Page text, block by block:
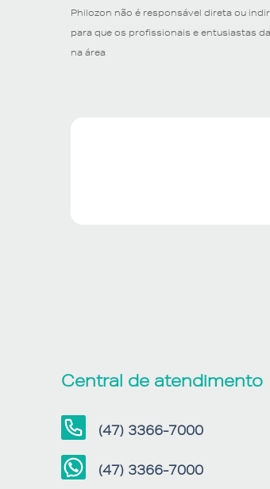
Philozon não é responsável direta ou
para que os profissionais e entusiastas
na área
Central de atendimento
(47) 3366-7000
(47) 3366-7000